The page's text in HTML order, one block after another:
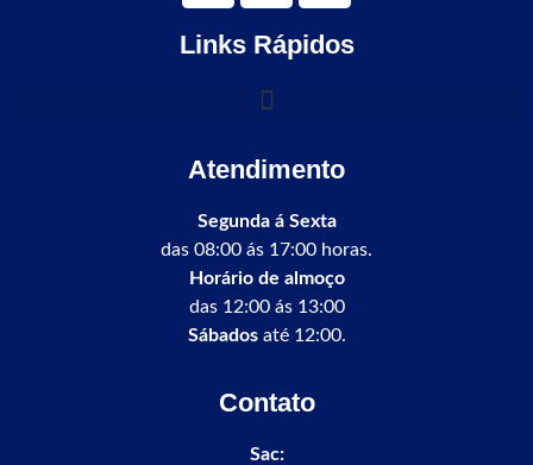
Links Rápidos
Atendimento
Segunda á Sexta
das 08:00 ás 17:00 horas.
Horário de almoço
das 12:00 ás 13:00
Sábadosaté 12:00.
Contato
Sac: